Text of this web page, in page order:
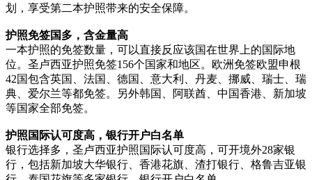
划，享受第二本护照带来的安全保障。
护照免签国多，含金量高
一本护照的免签数量，可以直接反应该国在世界上的国际地
位。圣卢西亚护照免签156个国家和地区。欧洲免签欧盟申根
42国包含英国、法国、德国、意大利、丹麦、挪威、瑞士、瑞
典、爱尔兰等都免签。另外韩国、阿联酋、中国香港、新加坡
等国家全部免签。
护照国际认可度高，银行开户白名单
银行选择多，圣卢西亚护照国际认可度高，可开境外28家银
行，包括新加坡大华银行、香港花旗、渣打银行、格鲁吉亚银